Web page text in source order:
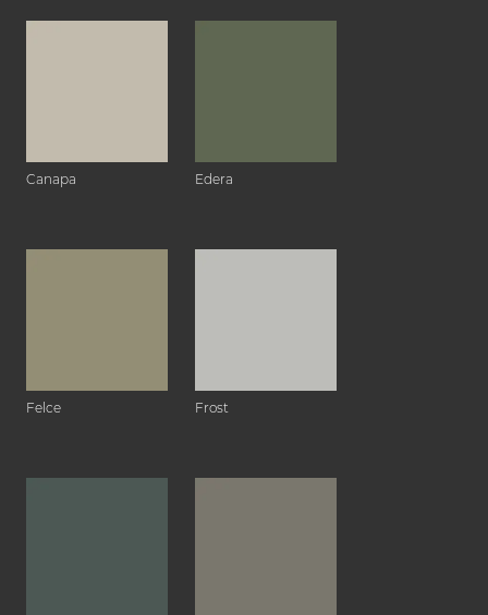
Canapa Edera
Felce Frost